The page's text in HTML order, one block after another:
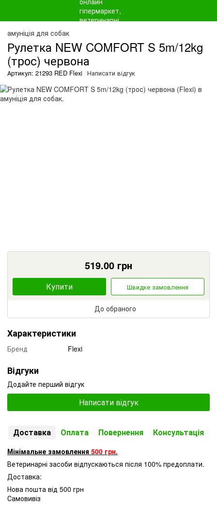
амуніція для собак
Рулетка NEW COMFORT S 5m/12kg
(трос) червона
Артикул: 21293 RED Flexi Написати відгук
519.00 грн
Купити Швидке замовлення
До обраного
Характеристики
Бренд Flexi
Відгуки
Додайте перший відгук
Написати відгук
Доставка Оплата Повернення Консультація
Мінімальне замовлення 500 грн.
Ветеринарні засоби відпускаються після 100% предоплати.
Доставка:
Нова пошта від 500 грн
Самовивіз